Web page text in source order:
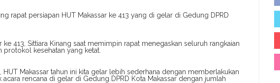
rapat persiapan HUT Makassar ke 413 yang di gelar di Gedung DPRD
ke 413, Sittiara Kinang saat memimpin rapat menegaskan seluruh rangkaian
kesehatan yang ketat.
HUT Makassar tahun ini kita gelar lebih sederhana dengan memberlakukan
rencana di gelar di Gedung DPRD Kota Makassar dengan jumlah